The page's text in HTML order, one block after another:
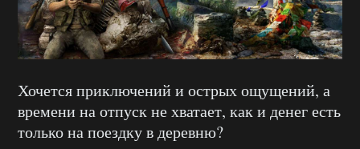
Хочется приключений и острых ощущений, а
времени на отпуск не хватает, как и денег есть
только на поездку в деревню?